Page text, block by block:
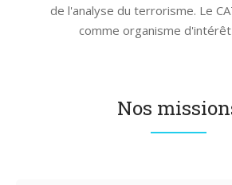
de l'analyse du terrorisme. Le
comme organisme
Nos